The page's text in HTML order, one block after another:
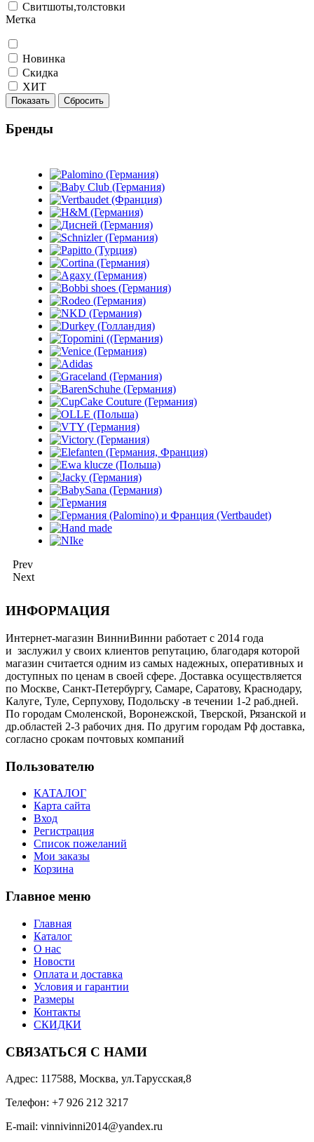
Свитшоты,толстовки
Метка
Новинка
Скидка
ХИТ
Показать Сбросить
Бренды
Prev
Next
ИНФОРМАЦИЯ
Интернет-магазин ВинниВинни работает с 2014 года
и заслужил у своих клиентов репутацию, благодаря которой
магазин считается одним из самых надежных, оперативных и
доступных по ценам в своей сфере. Доставка осуществляется
по Москве, Санкт-Петербургу, Самаре, Саратову, Краснодару,
Калуге, Туле, Серпухову, Подольску -в течении 1-2 раб.дней.
По городам Смоленской, Воронежской, Тверской, Рязанской и
др.областей 2-3 рабочих дня. По другим городам Рф доставка,
согласно срокам почтовых компаний
Пользователю
КАТАЛОГ
Карта сайта
Вход
Регистрация
Список пожеланий
Мои заказы
Корзина
Главное меню
Главная
Каталог
О нас
Новости
Оплата и доставка
Условия и гарантии
Размеры
Контакты
СКИДКИ
СВЯЗАТЬСЯ С НАМИ
Адрес: 117588, Москва, ул.Тарусская,8
Телефон: +7 926 212 3217
E-mail: vinnivinni2014@yandex.ru